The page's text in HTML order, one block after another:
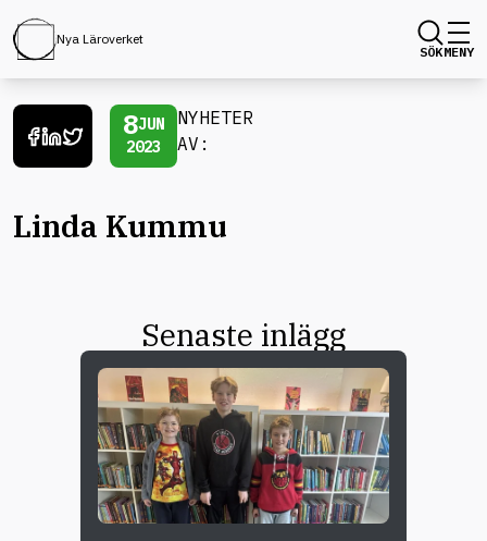
Nya Läroverket
SÖKMENY
8JUN
2023
NYHETER
AV:
Linda Kummu
Senaste inlägg